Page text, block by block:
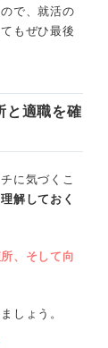
で、就活の
もぜひ最後
と適職を確
に気づくこ
解しておく
、そして向
しょう。
語化しよう